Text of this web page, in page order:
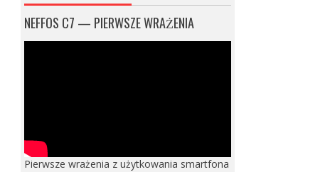
NEFFOS C7 — PIERWSZE WRAŻENIA
Pierwsze wrażenia z użytkowania smartfona